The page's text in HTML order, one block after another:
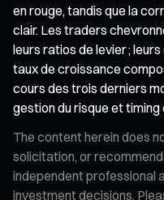
en rouge, tandis que la
clair. Les traders
leurs ratios de levier ;
taux de croissance
cours des trois derniers
gestion du risque et timing
The content herein does
solicitation, or
independent professional
investment decisions.